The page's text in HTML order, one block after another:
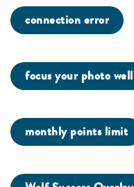
connection error
focus your photo well
monthly points limit